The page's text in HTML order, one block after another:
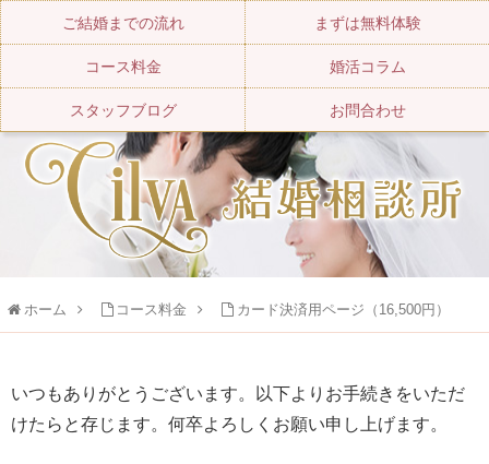
ご結婚までの流れ まずは無料体験
コース料金 婚活コラム
スタッフブログ お問合わせ
ホーム コース料金 カード決済用ページ（16,500円）
いつもありがとうございます。以下よりお手続きをいただ
けたらと存じます。何卒よろしくお願い申し上げます。